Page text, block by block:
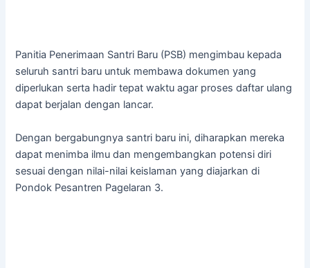
Panitia Penerimaan Santri Baru (PSB) mengimbau kepada
seluruh santri baru untuk membawa dokumen yang
diperlukan serta hadir tepat waktu agar proses daftar ulang
dapat berjalan dengan lancar.
Dengan bergabungnya santri baru ini, diharapkan mereka
dapat menimba ilmu dan mengembangkan potensi diri
sesuai dengan nilai-nilai keislaman yang diajarkan di
Pondok Pesantren Pagelaran 3.